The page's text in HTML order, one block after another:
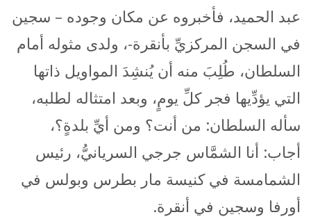
عبد الحميد، فأخبروه عن مكان وجوده – سجين
في السجن المركزيِّ بأنقرة-، ولدى مثوله أمام
السلطان، طُلِبَ منه أن يُنشِدَ المواويل ذاتها
التي يؤدِّيها فجر كلِّ يومٍ، وبعد امتثاله لطلبه،
سأله السلطان: من أنت؟ ومن أيِّ بلدةٍ؟،
أجاب: أنا الشمَّاس جرجي السريانيُّ، رئيس
الشمامسة في كنيسة مار بطرس وبولس في
أورفا وسجين في أنقرة.